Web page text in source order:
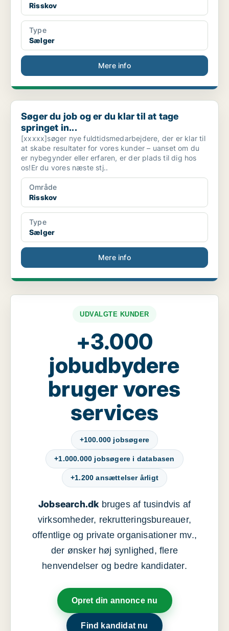
Risskov
Type
Sælger
Mere info
Søger du job og er du klar til at tage springet in...
Søger du job og er du klar til at tage
springet in...
[xxxxx]søger nye fuldtidsmedarbejdere, der er klar til
at skabe resultater for vores kunder – uanset om du
er nybegynder eller erfaren, er der plads til dig hos
os!Er du vores næste stj..
Område
Risskov
Type
Sælger
Mere info
UDVALGTE KUNDER
+3.000
jobudbydere
bruger vores
services
+100.000 jobsøgere
+1.000.000 jobsøgere i databasen
+1.200 ansættelser årligt
Jobsearch.dkbruges af tusindvis af
virksomheder, rekrutteringsbureauer,
offentlige og private organisationer mv.,
der ønsker høj synlighed, flere
henvendelser og bedre kandidater.
Opret din annonce nu
Find kandidat nu